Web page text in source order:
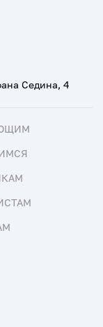
Седина, 4